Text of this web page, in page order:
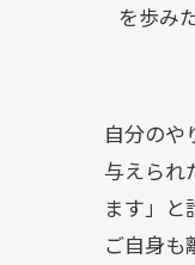
を歩み
自分のや
与えられ
ます」と
ご自身も